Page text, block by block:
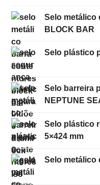
Selo metálico
BLOCK BAR
Selo plástico
Selo barreira
NEPTUNE
Selo plástico
5×424 mm
Selo metálico